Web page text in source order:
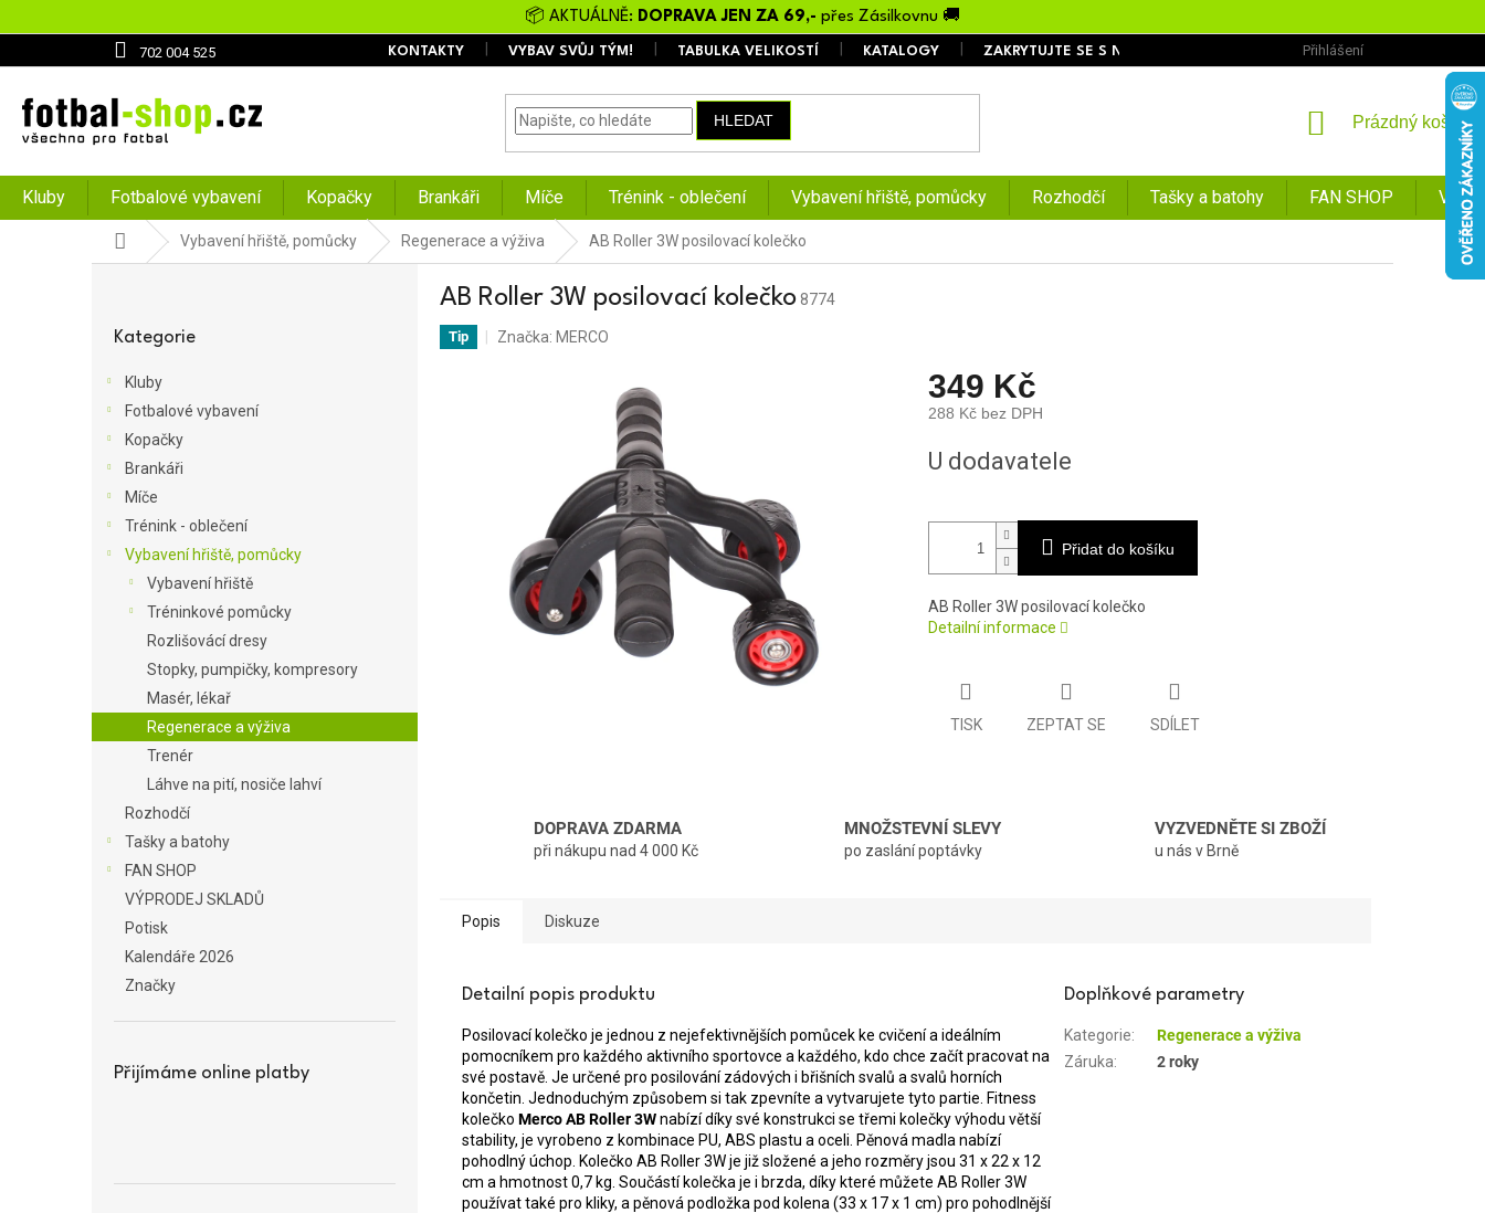
na
📦 AKTUÁLNĚ: DOPRAVA JEN ZA 69,- přes Zásilkovnu 🚚
702 004 525 KONTAKTY VYBAV SVŮJ TÝM! TABULKA VELIKOSTÍ KATALOGY ZAKRYTUJTE SE S NÁMI OBCHODNÍ PODMÍNKY
Přihlášení
HLEDAT
NÁKUPNÍ
Prázdný košík
Kluby Fotbalové vybavení Kopačky Brankáři Míče Trénink - oblečení Vybavení hřiště, pomůcky Rozhodčí Tašky a batohy FAN SHOP
Domů Vybavení hřiště, pomůcky Regenerace a výživa AB Roller 3W posilovací kolečko
kategorie
Kategorie
Kluby
Fotbalové vybavení
Kopačky
Brankáři
Míče
Trénink - oblečení
Vybavení hřiště, pomůcky
Vybavení hřiště
Tréninkové pomůcky
Rozlišovácí dresy
Stopky, pumpičky, kompresory
Masér, lékař
Regenerace a výživa
Trenér
Láhve na pití, nosiče lahví
Rozhodčí
Tašky a batohy
FAN SHOP
VÝPRODEJ SKLADŮ
Potisk
Kalendáře 2026
Značky
Přijímáme online platby
AB Roller 3W posilovací kolečko8774
Tip Značka: MERCO
349 Kč
288 Kč bez DPH
cena:
U dodavatele
Přidat do košíku
AB Roller 3W posilovací kolečko
Detailní informace
TISK ZEPTAT SE SDÍLET
DOPRAVA ZDARMA
při nákupu nad 4 000 Kč
MNOŽSTEVNÍ SLEVY
po zaslání poptávky
VYZVEDNĚTE SI ZBOŽÍ
u nás v Brně
Popis Diskuze
Detailní popis produktu
Posilovací kolečko je jednou z nejefektivnějších pomůcek ke cvičení a ideálním
pomocníkem pro každého aktivního sportovce a každého, kdo chce začít pracovat na
své postavě. Je určené pro posilování zádových i břišních svalů a svalů horních
končetin. Jednoduchým způsobem si tak zpevníte a vytvarujete tyto partie. Fitness
kolečko Merco AB Roller 3Wnabízí díky své konstrukci se třemi kolečky výhodu větší
stability, je vyrobeno z kombinace PU, ABS plastu a oceli. Pěnová madla nabízí
pohodlný úchop. Kolečko AB Roller 3W je již složené a jeho rozměry jsou 31 x 22 x 12
cm a hmotnost 0,7 kg. Součástí kolečka je i brzda, díky které můžete AB Roller 3W
používat také pro kliky, a pěnová podložka pod kolena (33 x 17 x 1 cm) pro pohodlnější
Doplňkové parametry
Kategorie:
Regenerace a výživa
Záruka: 2 roky